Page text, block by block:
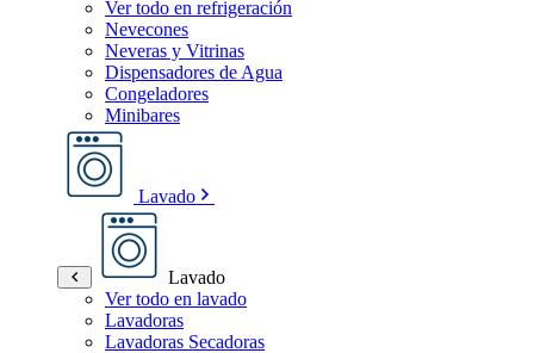
Ver todo en refrigeración
Nevecones
Neveras y Vitrinas
Dispensadores de Agua
Congeladores
Minibares
Lavado
Lavado
Ver todo en lavado
Lavadoras
Lavadoras Secadoras